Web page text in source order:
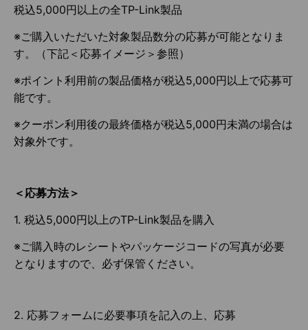
税込5,000円以上の全TP-Link製品
※ご購入いただいた対象製品数分の応募が可能となりま
す。（下記＜応募イメージ＞参照）
※ポイント利用前の製品価格が税込5,000円以上で応募可
能です。
※クーポン利用後の最終価格が税込5,000円未満の場合は
対象外です。
＜応募方法＞
1. 税込5,000円以上のTP-Link製品を購入
※ご購入時のレシートやパッケージコードの写真が必要
となりますので、必ず保管ください。
2. 応募フォームに必要事項を記入の上、応募